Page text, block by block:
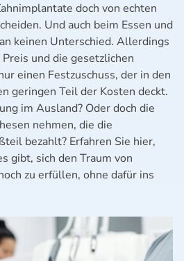
doch von echten
Und auch beim Essen und
keinen Unterschied. Allerdings
und die gesetzlichen
einen Festzuschuss, der in den
geringen Teil der Kosten deckt.
im Ausland? Oder doch die
nehmen, die die
bezahlt? Erfahren Sie hier,
gibt, sich den Traum von
zu erfüllen, ohne dafür ins